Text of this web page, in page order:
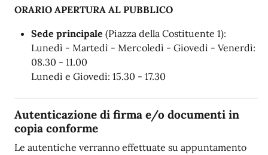
ORARIO APERTURA AL PUBBLICO
Sede principale (Piazza della Costituente 1):
Lunedì - Martedì - Mercoledì - Giovedì - Venerdì:
08.30 - 11.00
Lunedì e Giovedì: 15.30 - 17.30
Autenticazione di firma e/o documenti in
copia conforme
Le autentiche verranno effettuate su appuntamento